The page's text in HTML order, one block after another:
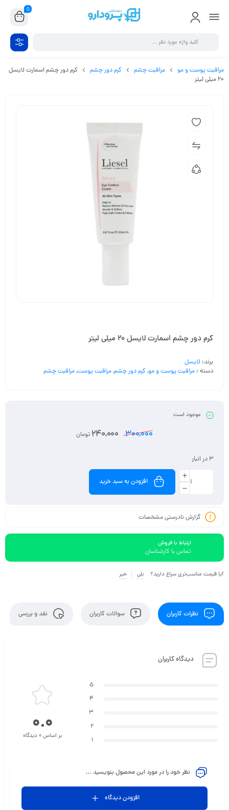
0
مراقبت پوست و مو مراقبت چشم کرم دور چشم
کرم دور چشم اسمارت لایسل
20 میلی لیتر
کرم دور چشم اسمارت لایسل 20 میلی لیتر
برند: لایسل
دسته : مراقبت پوست و مو,کرم دور چشم,مراقبت پوست,مراقبت چشم
موجود است
300,000
240,000 تومان
3 در انبار
افزودن به سبد خرید
گزارش نادرستی مشخصات
ارتباط با فروش
تماس با کارشناسان
آیا قیمت مناسب‌تری سراغ دارید؟ بلی خیر
نظرات کاربران سوالات کاربران نقد و بررسی
دیدگاه کاربران
5
4
3
2
1
0.0
بر اساس 0 دیدگاه
نظر خود را در مورد این محصول بنویسید ...
افزودن دیدگاه